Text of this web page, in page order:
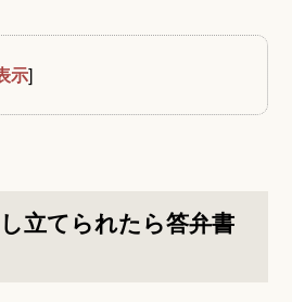
示]
立てられたら答弁書